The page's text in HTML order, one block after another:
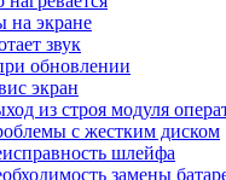
на экране
звук
обновлении
экран
из строя модуля
с жестким диском
шлейфа
замены